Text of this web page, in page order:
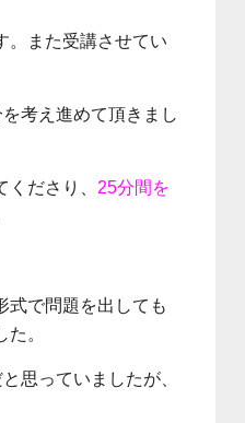
また受講させてい
考え進めて頂きまし
ださり、 25分間を
式で問題を出しても
。
思っていましたが、